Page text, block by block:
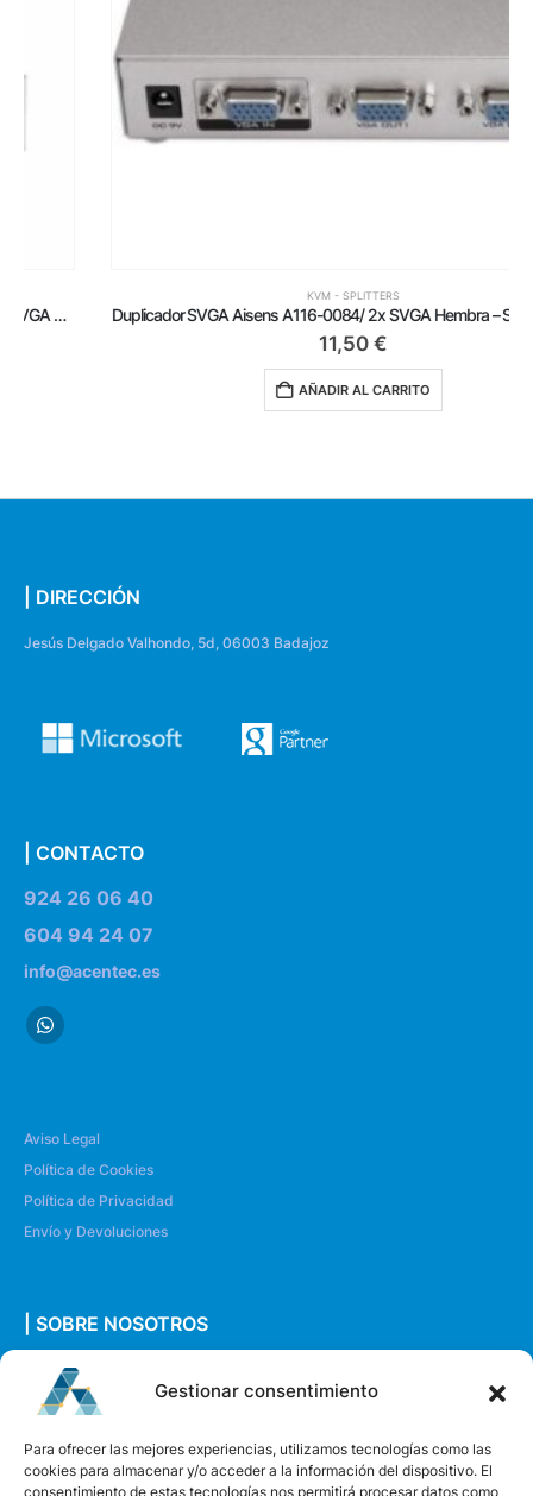
Gestionar consentimiento
Para ofrecer las mejores experiencias, utilizamos tecnologías como las
cookies para almacenar y/o acceder a la información del dispositivo. El
consentimiento de estas tecnologías nos permitirá procesar datos como
KVM - SPLITTERS
Duplicador SVGA Aisens A116-0084/ 2x SVGA Hembra – SVGA Macho
AÑADIR AL CARRITO
| DIRECCIÓN
Jesús Delgado Valhondo, 5d, 06003 Badajoz
| CONTACTO
924 26 06 40
604 94 24 07
info@acentec.es
Aviso Legal
Política de Cookies
Política de Privacidad
Envío y Devoluciones
| SOBRE NOSOTROS
Quiénes somos
Envíanos un mensaje